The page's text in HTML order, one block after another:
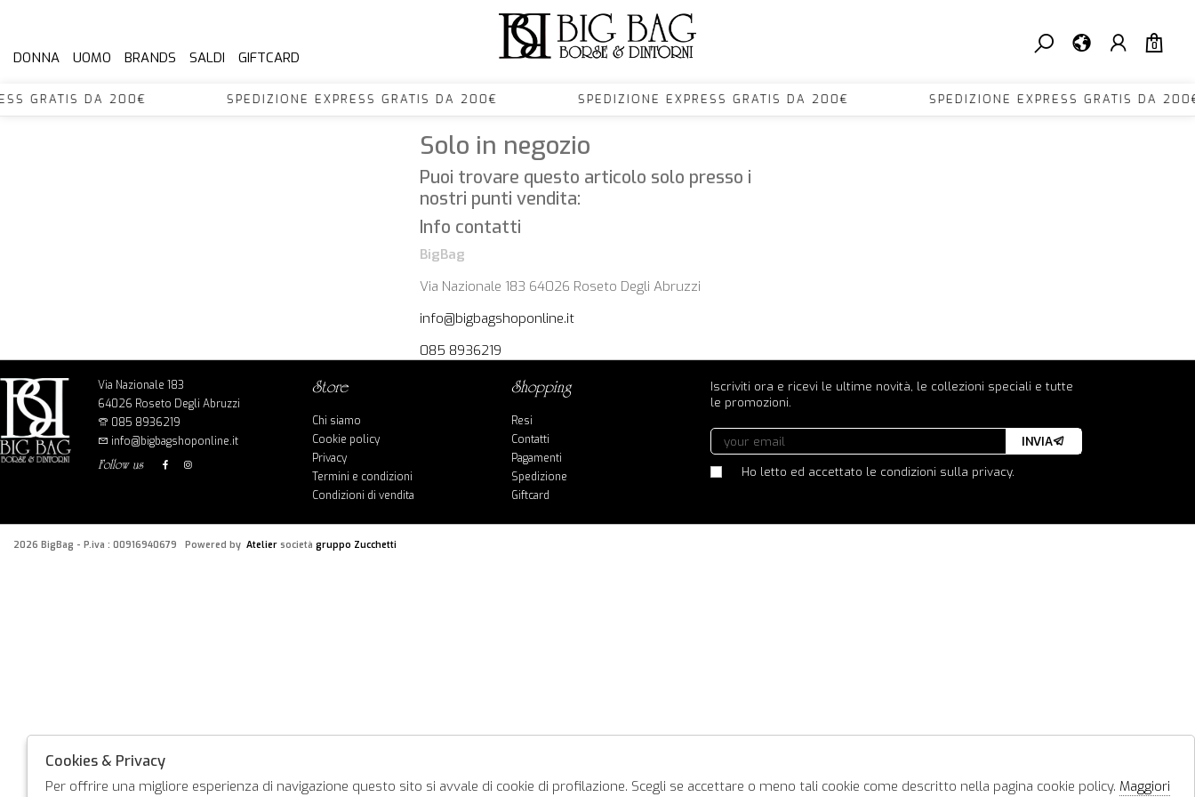
0
DONNA UOMO BRANDS SALDI GIFTCARD
GRATIS DA 200€ SPEDIZIONE EXPRESS GRATIS DA 200€ SPEDIZIONE EXPRESS GRATIS DA 200€ SPEDIZIONE EXPRESS
Solo in negozio
Puoi trovare questo articolo solo presso i
nostri punti vendita:
Info contatti
BigBag
Via Nazionale 183 64026 Roseto Degli Abruzzi
info@bigbagshoponline.it
085 8936219
Via Nazionale 183
64026 Roseto Degli Abruzzi
085 8936219
info@bigbagshoponline.it
follow us
store
Chi siamo
Cookie policy
Privacy
Termini e condizioni
Condizioni di vendita
shopping
Resi
Contatti
Pagamenti
Spedizione
Giftcard
Iscriviti ora e ricevi le ultime novità, le collezioni speciali e tutte
le promozioni.
Ho letto ed accettato le condizioni sulla privacy.
INVIA
2026 BigBag - P.iva : 00916940679 Powered by Atelier società gruppo Zucchetti
Cookies & Privacy
Per offrire una migliore esperienza di navigazione questo sito si avvale di cookie di profilazione. Scegli se accettare o meno tali cookie come descritto nella pagina cookie policy. Maggiori